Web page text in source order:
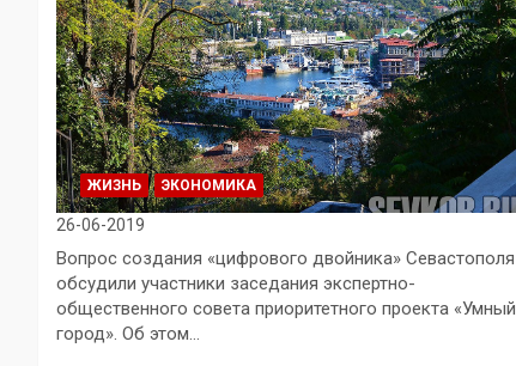
ЖИЗНЬ ЭКОНОМИКА
26-06-2019
Вопрос создания «цифрового двойника» Севастополя
обсудили участники заседания экспертно-
общественного совета приоритетного проекта «Умный
город». Об этом…